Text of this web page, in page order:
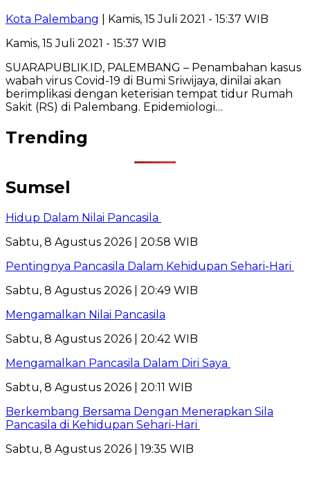
Kota Palembang
| Kamis, 15 Juli 2021 - 15:37 WIB
Kamis, 15 Juli 2021 - 15:37 WIB
SUARAPUBLIK.ID, PALEMBANG – Penambahan kasus
wabah virus Covid-19 di Bumi Sriwijaya, dinilai akan
berimplikasi dengan keterisian tempat tidur Rumah
Sakit (RS) di Palembang. Epidemiologi…
Trending
Sumsel
Hidup Dalam Nilai Pancasila
Sabtu, 8 Agustus 2026 | 20:58 WIB
Pentingnya Pancasila Dalam Kehidupan Sehari-Hari
Sabtu, 8 Agustus 2026 | 20:49 WIB
Mengamalkan Nilai Pancasila
Sabtu, 8 Agustus 2026 | 20:42 WIB
Mengamalkan Pancasila Dalam Diri Saya
Sabtu, 8 Agustus 2026 | 20:11 WIB
Berkembang Bersama Dengan Menerapkan Sila
Pancasila di Kehidupan Sehari-Hari
Sabtu, 8 Agustus 2026 | 19:35 WIB